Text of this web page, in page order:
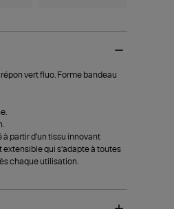
vert fluo. Forme bandeau
partir d'un tissu innovant
extensible qui s'adapte à toutes
chaque utilisation.